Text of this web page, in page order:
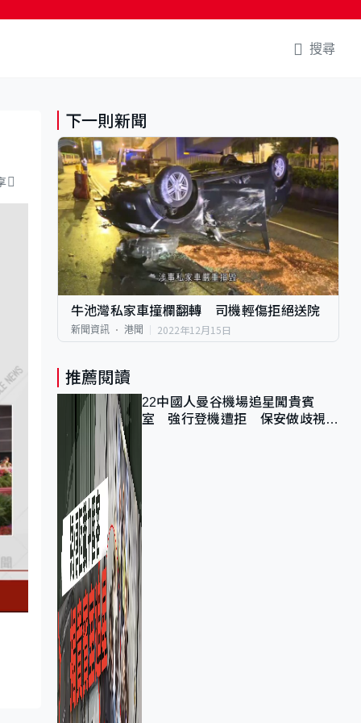
搜尋
下一則新聞
牛池灣私家車撞欄翻轉 司機輕傷拒絕送院
新聞資訊 港聞 2022年12月15日
推薦閱讀
22中國人曼谷機場追星闖貴賓
室 強行登機遭拒 保安做歧視手